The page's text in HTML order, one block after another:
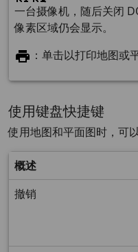
一台摄像机，随后关闭
像素区域仍会显示。
：单击以打印地图或
使用键盘快捷键
使用地图和平面图时，可
概述
撤销